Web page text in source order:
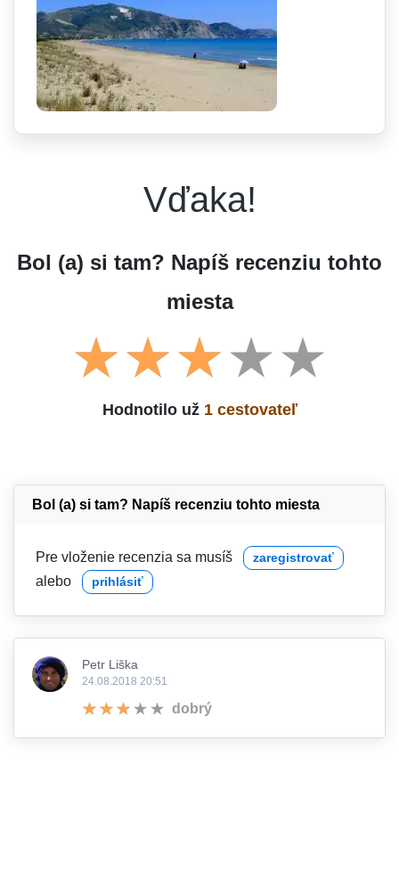
Vďaka!
Bol (a) si tam? Napíš recenziu tohto
miesta
Hodnotilo už 1 cestovateľ
Bol (a) si tam? Napíš recenziu tohto miesta
Pre vloženie recenzia sa musíš zaregistrovať
alebo prihlásiť
Petr Liška
24.08.2018 20:51
dobrý